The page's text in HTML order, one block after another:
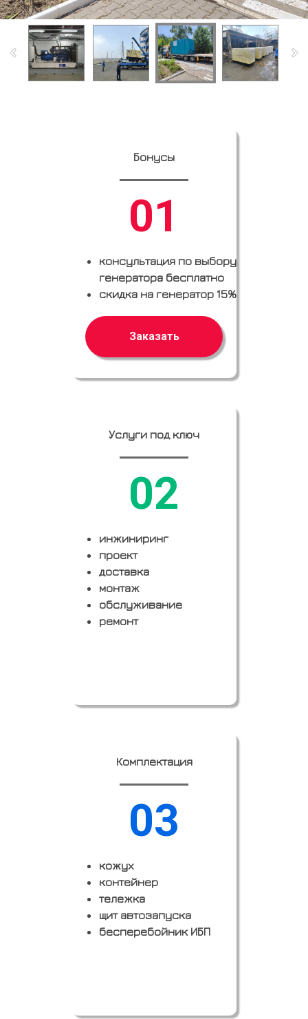
Бонусы
01
консультация по выбору
генератора бесплатно
скидка на генератор 15%
Заказать
Услуги под ключ
02
инжиниринг
проект
доставка
монтаж
обслуживание
ремонт
Комплектация
03
кожух
контейнер
тележка
щит автозапуска
бесперебойник ИБП